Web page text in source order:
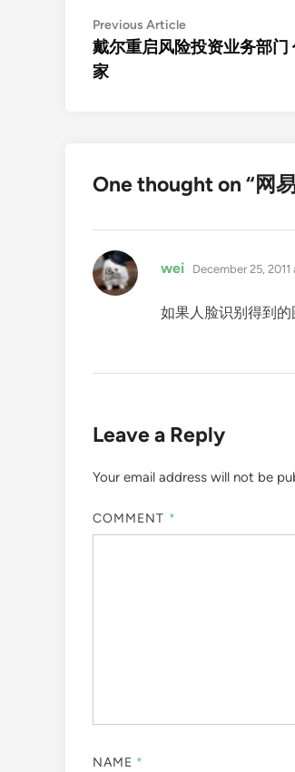
Post
navigation
Previous ArticlePrevious
article:
戴尔重启风险投资业务部门
家
One thought on “网
wei says:
December 25, 2011
如果人脸识别得到
Leave a Reply
Your email address will not be
COMMENT *
NAME *